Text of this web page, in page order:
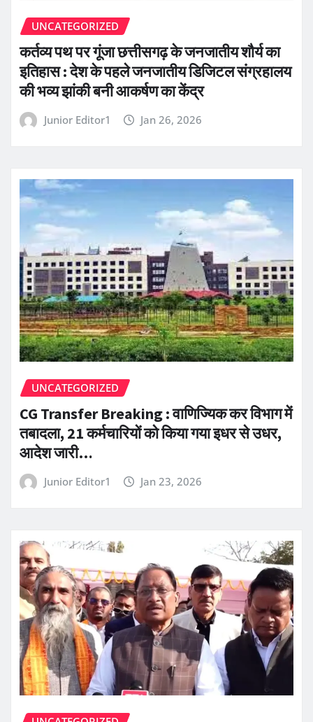
UNCATEGORIZED
कर्तव्य पथ पर गूंजा छत्तीसगढ़ के जनजातीय शौर्य का
इतिहास : देश के पहले जनजातीय डिजिटल संग्रहालय
की भव्य झांकी बनी आकर्षण का केंद्र
Junior Editor1 Jan 26, 2026
UNCATEGORIZED
CG Transfer Breaking : वाणिज्यिक कर विभाग में
तबादला, 21 कर्मचारियों को किया गया इधर से उधर,
आदेश जारी…
Junior Editor1 Jan 23, 2026